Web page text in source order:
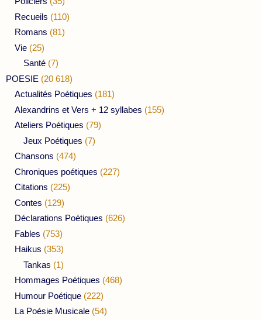
Recueils (110)
Romans (81)
Vie (25)
Santé (7)
POESIE (20 618)
Actualités Poétiques (181)
Alexandrins et Vers + 12 syllabes (155)
Ateliers Poétiques (79)
Jeux Poétiques (7)
Chansons (474)
Chroniques poétiques (227)
Citations (225)
Contes (129)
Déclarations Poétiques (626)
Fables (753)
Haikus (353)
Tankas (1)
Hommages Poétiques (468)
Humour Poétique (222)
La Poésie Musicale (54)